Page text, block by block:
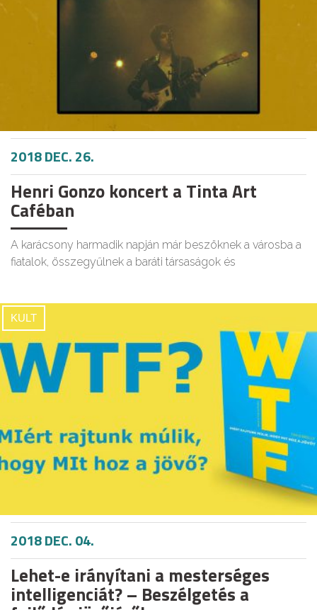
2018 DEC. 26.
Henri Gonzo koncert a Tinta Art
Caféban
A karácsony harmadik napján már beszöknek a városba a
fiatalok, összegyűlnek a baráti társaságok és
KULT
2018 DEC. 04.
Lehet-e irányítani a mesterséges
intelligenciát? – Beszélgetés a